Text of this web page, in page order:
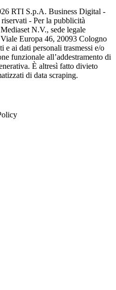
RTI S.p.A. Business Digital -
- Per la pubblicità
N.V., sede legale
Europa 46, 20093 Cologno
e ai dati personali trasmessi e/o
funzionale all’addestramento di
È altresì fatto divieto
di data scraping.